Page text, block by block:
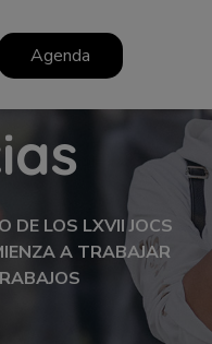
Agenda
DE LOS LXVII JOCS
A TRABAJAR